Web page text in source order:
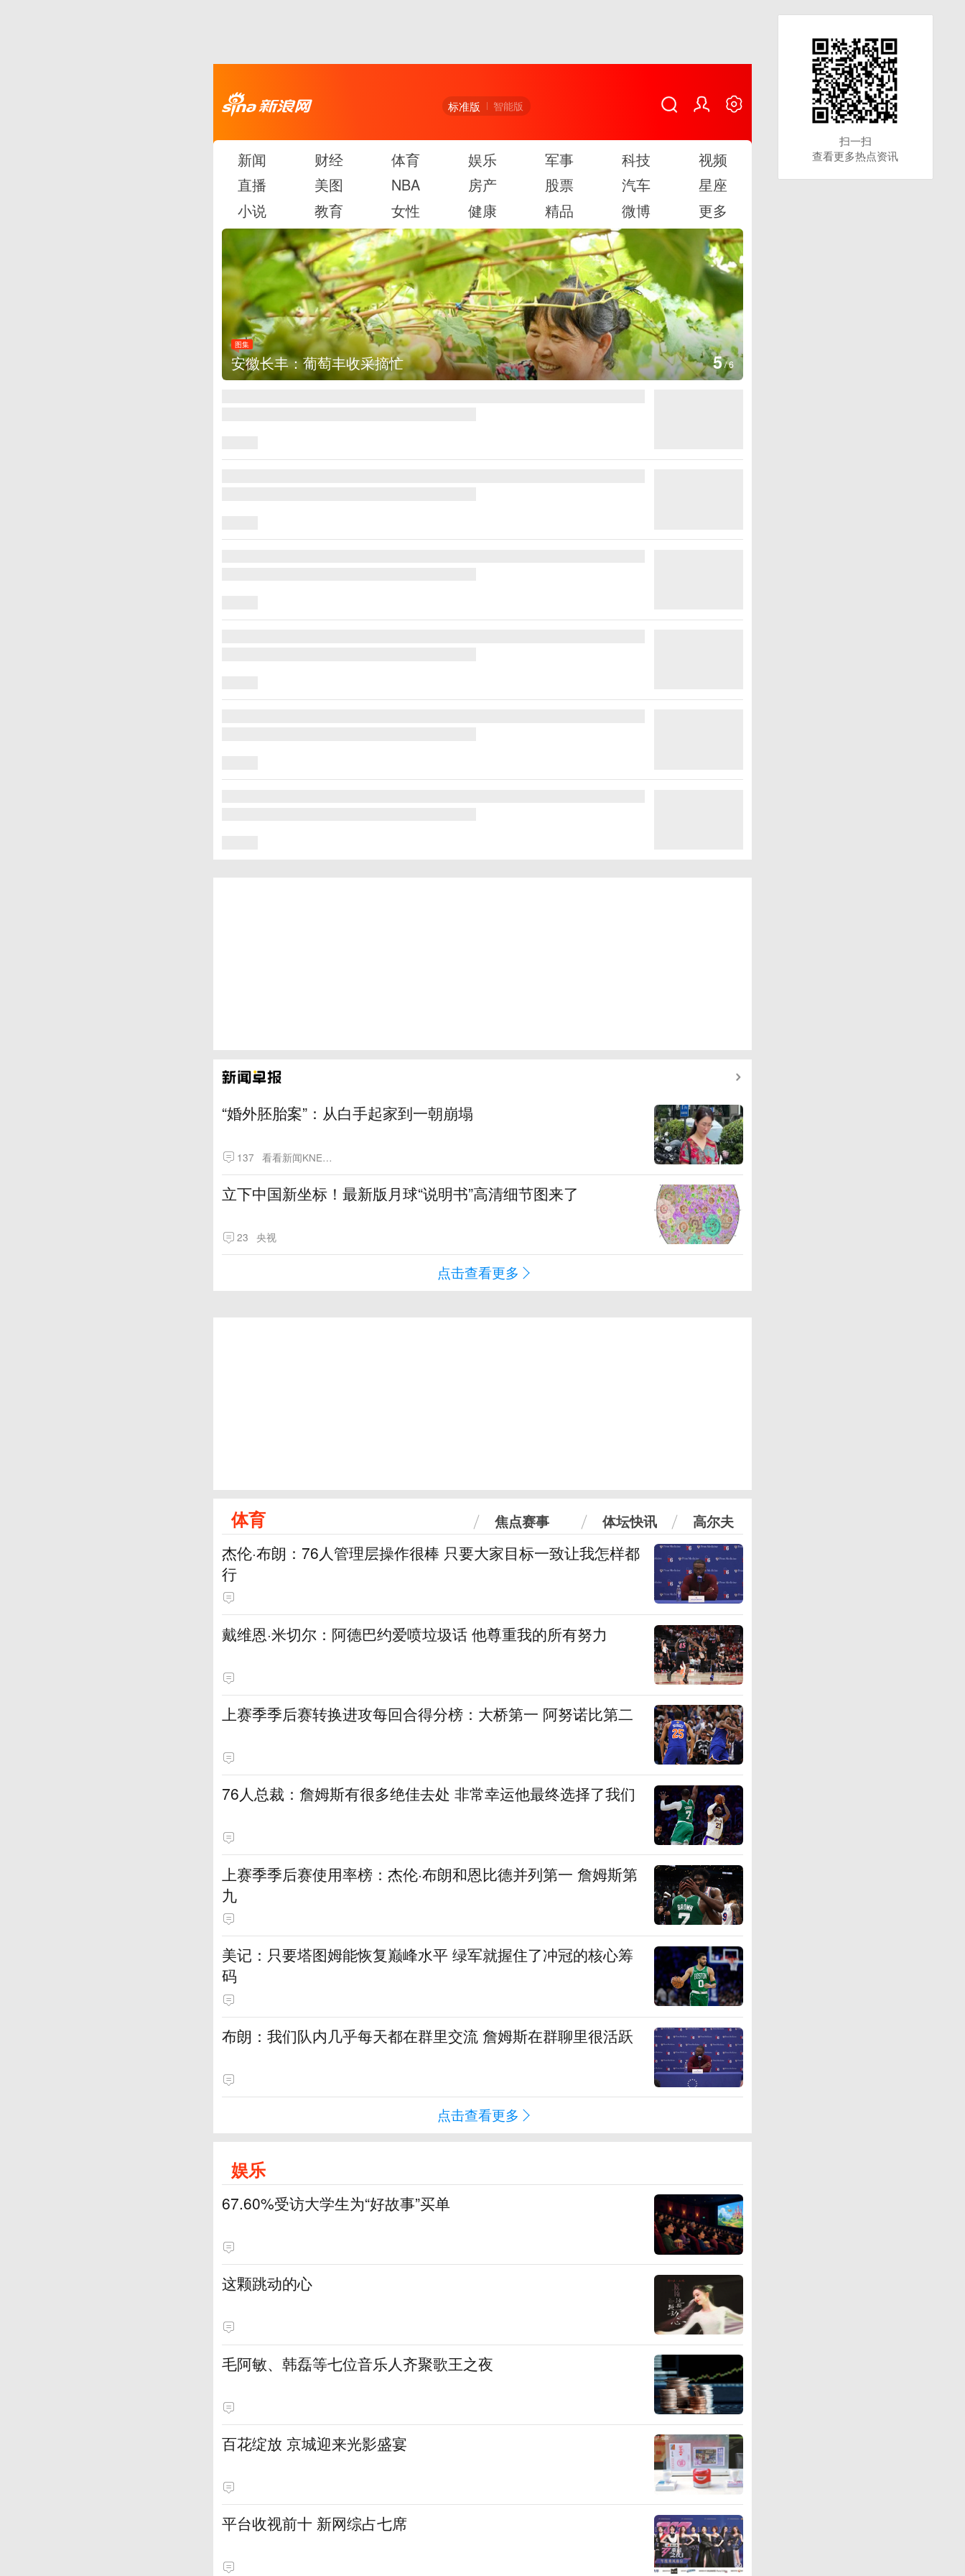
标准版 智能版
新闻 财经 体育 娱乐 军事 科技
视频
直播
美图 NBA 房产 股票 汽车
星座
小说
教育 女性 健康 精品 微博 更多
图集
安徽长丰：葡萄丰收采摘忙 5/6
“婚外胚胎案”：从白手起家到一朝崩塌
137 看看新闻KNEWS
立下中国新坐标！最新版月球“说明书”高清细节图来了
23 央视
点击查看更多
体育 焦点赛事 体坛快讯 高尔夫
杰伦·布朗：76人管理层操作很棒 只要大家目标一致让我怎样都
行
戴维恩·米切尔：阿德巴约爱喷垃圾话 他尊重我的所有努力
上赛季季后赛转换进攻每回合得分榜：大桥第一 阿努诺比第二
76人总裁：詹姆斯有很多绝佳去处 非常幸运他最终选择了我们
上赛季季后赛使用率榜：杰伦·布朗和恩比德并列第一 詹姆斯第
九
美记：只要塔图姆能恢复巅峰水平 绿军就握住了冲冠的核心筹
码
布朗：我们队内几乎每天都在群里交流 詹姆斯在群聊里很活跃
点击查看更多
娱乐
67.60%受访大学生为“好故事”买单
这颗跳动的心
毛阿敏、韩磊等七位音乐人齐聚歌王之夜
百花绽放 京城迎来光影盛宴
平台收视前十 新网综占七席
扫一扫
查看更多热点资讯
扫一扫
查看更多热点资讯